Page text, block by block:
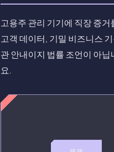
고용주 관리 기기에 직장 증
고객 데이터, 기밀 비즈니스
관 안내이지 법률 조언이 아
요.